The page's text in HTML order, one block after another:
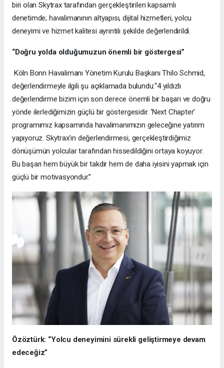
biri olan Skytrax tarafından gerçekleştirilen kapsamlı
denetimde; havalimanının altyapısı, dijital hizmetleri, yolcu
deneyimi ve hizmet kalitesi ayrıntılı şekilde değerlendirildi.
“Doğru yolda olduğumuzun önemli bir göstergesi”
Köln Bonn Havalimanı Yönetim Kurulu Başkanı Thilo Schmid,
değerlendirmeyle ilgili şu açıklamada bulundu:“4 yıldızlı
değerlendirme bizim için son derece önemli bir başarı ve doğru
yönde ilerlediğimizin güçlü bir göstergesidir. ‘Next Chapter’
programımız kapsamında havalimanımızın geleceğine yatırım
yapıyoruz. Skytrax’ın değerlendirmesi, gerçekleştirdiğimiz
dönüşümün yolcular tarafından hissedildiğini ortaya koyuyor.
Bu başarı hem büyük bir takdir hem de daha iyisini yapmak için
güçlü bir motivasyondur.”
Özöztürk: “Yolcu deneyimini sürekli geliştirmeye devam
edeceğiz”